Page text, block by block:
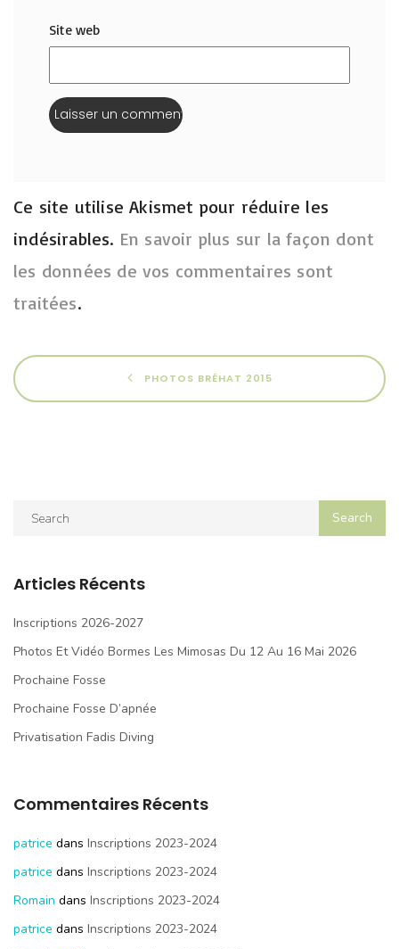
Site web
Ce site utilise Akismet pour réduire les
indésirables. En savoir plus sur la façon dont
les données de vos commentaires sont
traitées.
PHOTOS BRÉHAT 2015
Articles Récents
Inscriptions 2026-2027
Photos Et Vidéo Bormes Les Mimosas Du 12 Au 16 Mai 2026
Prochaine Fosse
Prochaine Fosse D’apnée
Privatisation Fadis Diving
Commentaires Récents
patrice dans Inscriptions 2023-2024
patrice dans Inscriptions 2023-2024
Romain dans Inscriptions 2023-2024
patrice dans Inscriptions 2023-2024